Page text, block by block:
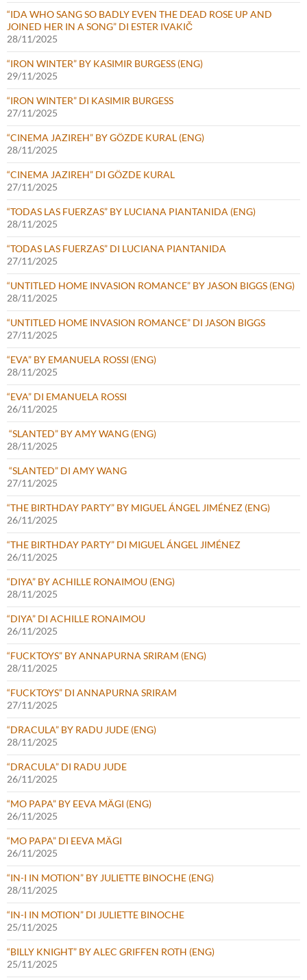
“IDA WHO SANG SO BADLY EVEN THE DEAD ROSE UP AND
JOINED HER IN A SONG” DI ESTER IVAKIČ
28/11/2025
“IRON WINTER” BY KASIMIR BURGESS (ENG)
29/11/2025
“IRON WINTER” DI KASIMIR BURGESS
27/11/2025
“CINEMA JAZIREH” BY GÖZDE KURAL (ENG)
28/11/2025
“CINEMA JAZIREH” DI GÖZDE KURAL
27/11/2025
“TODAS LAS FUERZAS” BY LUCIANA PIANTANIDA (ENG)
28/11/2025
“TODAS LAS FUERZAS” DI LUCIANA PIANTANIDA
27/11/2025
“UNTITLED HOME INVASION ROMANCE” BY JASON BIGGS (ENG)
28/11/2025
“UNTITLED HOME INVASION ROMANCE” DI JASON BIGGS
27/11/2025
“EVA” BY EMANUELA ROSSI (ENG)
28/11/2025
“EVA” DI EMANUELA ROSSI
26/11/2025
“SLANTED” BY AMY WANG (ENG)
28/11/2025
“SLANTED” DI AMY WANG
27/11/2025
“THE BIRTHDAY PARTY” BY MIGUEL ÁNGEL JIMÉNEZ (ENG)
26/11/2025
“THE BIRTHDAY PARTY” DI MIGUEL ÁNGEL JIMÉNEZ
26/11/2025
“DIYA” BY ACHILLE RONAIMOU (ENG)
28/11/2025
“DIYA” DI ACHILLE RONAIMOU
26/11/2025
“FUCKTOYS” BY ANNAPURNA SRIRAM (ENG)
28/11/2025
“FUCKTOYS” DI ANNAPURNA SRIRAM
27/11/2025
“DRACULA” BY RADU JUDE (ENG)
28/11/2025
“DRACULA” DI RADU JUDE
26/11/2025
“MO PAPA” BY EEVA MÄGI (ENG)
26/11/2025
“MO PAPA” DI EEVA MÄGI
26/11/2025
“IN-I IN MOTION” BY JULIETTE BINOCHE (ENG)
28/11/2025
“IN-I IN MOTION” DI JULIETTE BINOCHE
25/11/2025
“BILLY KNIGHT” BY ALEC GRIFFEN ROTH (ENG)
25/11/2025